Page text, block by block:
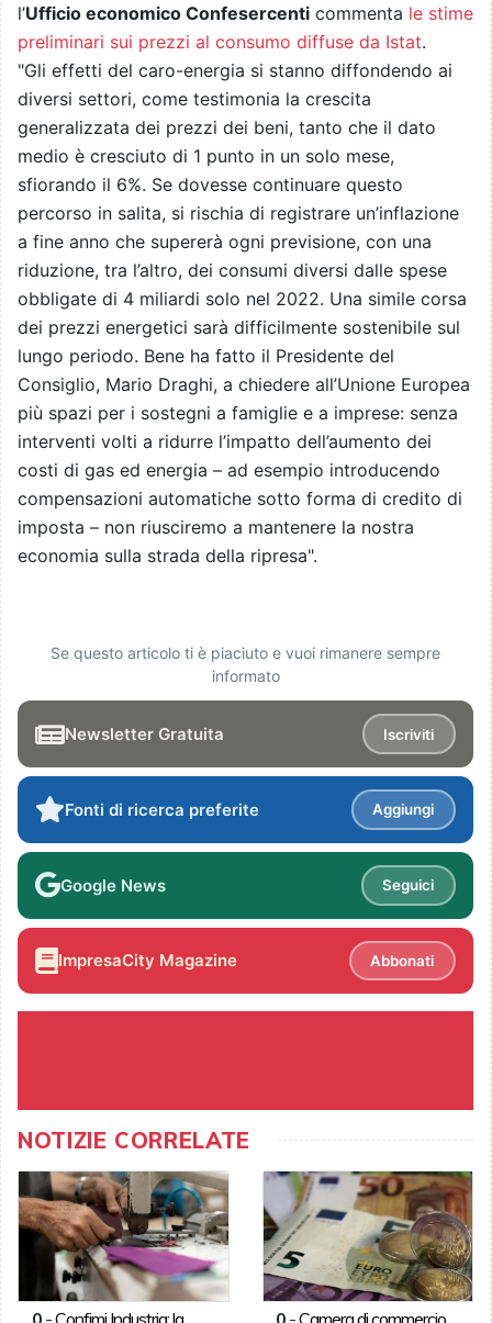
l’Ufficio economico Confesercenti commenta le stime
preliminari sui prezzi al consumo diffuse da Istat.
"Gli effetti del caro-energia si stanno diffondendo ai
diversi settori, come testimonia la crescita
generalizzata dei prezzi dei beni, tanto che il dato
medio è cresciuto di 1 punto in un solo mese,
sfiorando il 6%. Se dovesse continuare questo
percorso in salita, si rischia di registrare un’inflazione
a fine anno che supererà ogni previsione, con una
riduzione, tra l’altro, dei consumi diversi dalle spese
obbligate di 4 miliardi solo nel 2022. Una simile corsa
dei prezzi energetici sarà difficilmente sostenibile sul
lungo periodo. Bene ha fatto il Presidente del
Consiglio, Mario Draghi, a chiedere all’Unione Europea
più spazi per i sostegni a famiglie e a imprese: senza
interventi volti a ridurre l’impatto dell’aumento dei
costi di gas ed energia – ad esempio introducendo
compensazioni automatiche sotto forma di credito di
imposta – non riusciremo a mantenere la nostra
economia sulla strada della ripresa".
Se questo articolo ti è piaciuto e vuoi rimanere sempre
informato
Newsletter Gratuita Iscriviti
Fonti di ricerca preferite Aggiungi
Google News Seguici
ImpresaCity Magazine Abbonati
NOTIZIE CORRELATE
0-Confimi Industria: la 0 -Camera di commercio